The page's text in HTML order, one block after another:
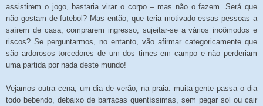
assistirem o jogo, bastaria virar o corpo – mas não o fazem. Será que
não gostam de futebol? Mas então, que teria motivado essas pessoas a
saírem de casa, comprarem ingresso, sujeitar-se a vários incômodos e
riscos? Se perguntarmos, no entanto, vão afirmar categoricamente que
são ardorosos torcedores de um dos times em campo e não perderiam
uma partida por nada deste mundo!
Vejamos outra cena, um dia de verão, na praia: muita gente passa o dia
todo bebendo, debaixo de barracas quentíssimas, sem pegar sol ou cair